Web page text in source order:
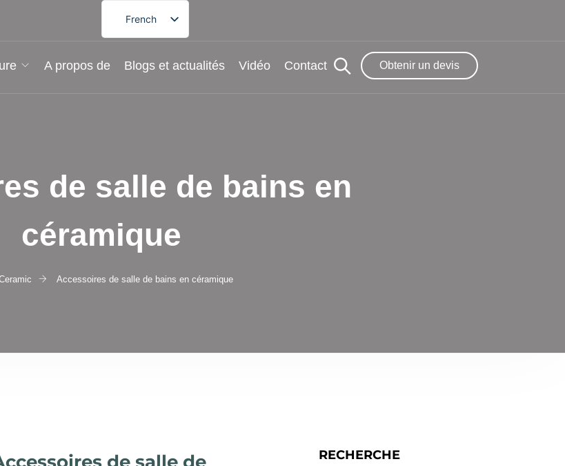
French
English
German
Korean
A propos de Blogs et actualités Vidéo Contact Obtenir un devis
de salle de bains en
céramique
Accessoires de salle de bains en céramique
RECHERCHE